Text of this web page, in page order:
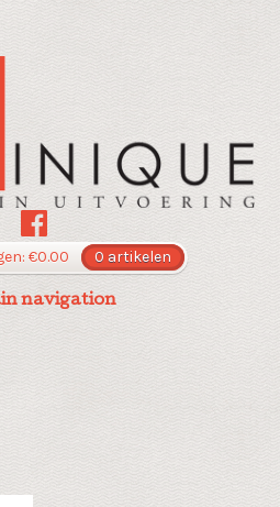
€0.00 0 artikelen
navigation